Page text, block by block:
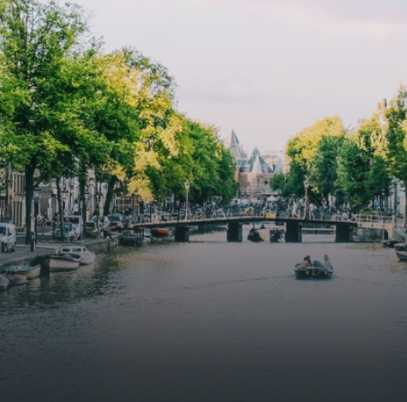
samen goed voor 44 m² aan
leefruimte. De lichte woonkamer
biedt genoeg ruimte voor een
gezellige zithoek én een stijlvolle
eethoek. De keuken is van alle
gemakken voorzien, perfect voor het
bereiden van heerlijke maaltijden.
Vanuit de woonkamer stap je zo het
balkon op, waar je kunt genieten
van een prachtig uitzicht en een
moment van rust. De woning
beschikt over twee comfortabele
slaapkamers van respectievelijk 12,1
m² en 8 m². Beide kamers bieden tal
van mogelijkheden, zoals een fijne
werkplek, een logeerkamer of een
storage and secure
with an elegant lobby
elevator and green
spaces.The building
solar panels to generate
supply. The windows
control glazing, and the
have climate control
thermal energy storage
Underfloor heating and
environment. The